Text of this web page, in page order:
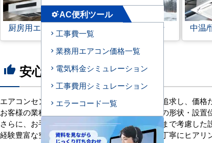
厨房用エアコン 寒冷地用エアコン 中温/
thumb_up 安心の8つのポイント
エアコンセンターACは、「格安＋α」の価値を追求し、価格
お客様の業種や施設の形態に合わせて、室内機の形状・設置
さらに、お手入れのしやすさやメンテナンス性まで考慮した
経験豊富な空調技術者が現場の状況やご要望を丁寧にヒアリ
settings_suggestAC便利ツール
工事費一覧
業務用エアコン価格一覧
電気料金シミュレーション
工事費用シミュレーション
エラーコード一覧